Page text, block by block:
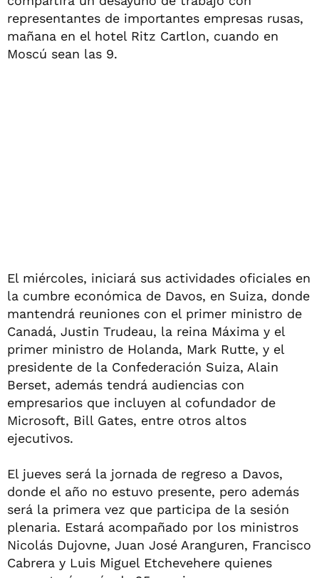
representantes de importantes empresas rusas,
mañana en el hotel Ritz Cartlon, cuando en
Moscú sean las 9.
El miércoles, iniciará sus actividades oficiales en
la cumbre económica de Davos, en Suiza, donde
mantendrá reuniones con el primer ministro de
Canadá, Justin Trudeau, la reina Máxima y el
primer ministro de Holanda, Mark Rutte, y el
presidente de la Confederación Suiza, Alain
Berset, además tendrá audiencias con
empresarios que incluyen al cofundador de
Microsoft, Bill Gates, entre otros altos
ejecutivos.
El jueves será la jornada de regreso a Davos,
donde el año no estuvo presente, pero además
será la primera vez que participa de la sesión
plenaria. Estará acompañado por los ministros
Nicolás Dujovne, Juan José Aranguren, Francisco
Cabrera y Luis Miguel Etchevehere quienes